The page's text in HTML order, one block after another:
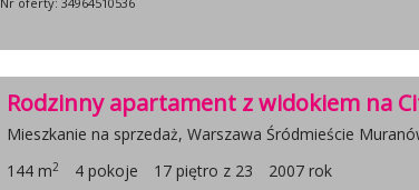
Rodzinny apartament z widokiem na
Mieszkanie na sprzedaż, Warszawa Śródmieście
144 m2 4 pokoje 17 piętro z 23 2007 rok